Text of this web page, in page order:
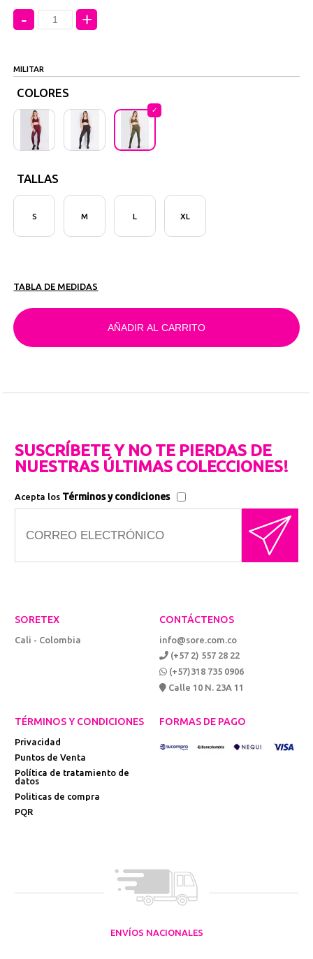
- +
MILITAR
COLORES
TALLAS
S M L XL
TABLA DE MEDIDAS
AÑADIR AL CARRITO
SUSCRÍBETE Y NO TE PIERDAS DE
NUESTRAS ÚLTIMAS COLECCIONES!
Acepta los Términos y condiciones
SORETEX
Cali - Colombia
CONTÁCTENOS
info@sore.com.co
(+57 2) 557 28 22
(+57)318 735 0906
Calle 10 N. 23A 11
TÉRMINOS Y CONDICIONES
Privacidad
Puntos de Venta
Política de tratamiento de
datos
Politicas de compra
PQR
FORMAS DE PAGO
ENVÍOS NACIONALES